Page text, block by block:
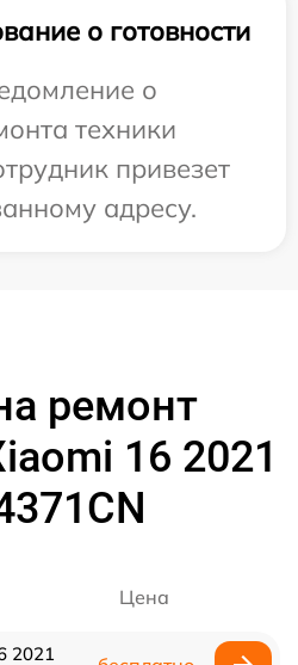
о готовности
о
техники
привезет
адресу.
ремонт
16 2021
Цена
2021